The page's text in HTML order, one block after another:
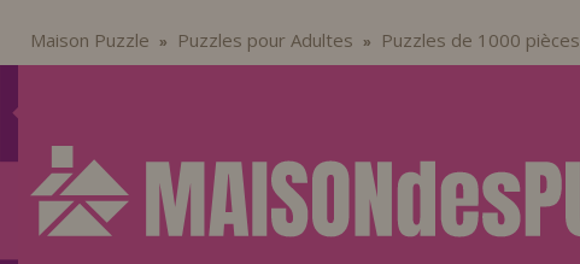
Maison Puzzle » Puzzles pour Adultes » Puzzles de 1000 pièces